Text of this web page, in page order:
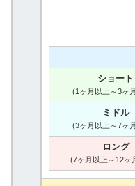
ショート
(1ヶ月以上～3ヶ
ミドル
(3ヶ月以上～7ヶ
ロング
(7ヶ月以上～12ヶ